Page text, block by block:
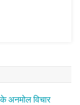
अनमोल विचार